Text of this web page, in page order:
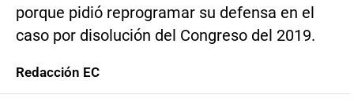
porque pidió reprogramar su defensa en el
caso por disolución del Congreso del 2019.
Redacción EC